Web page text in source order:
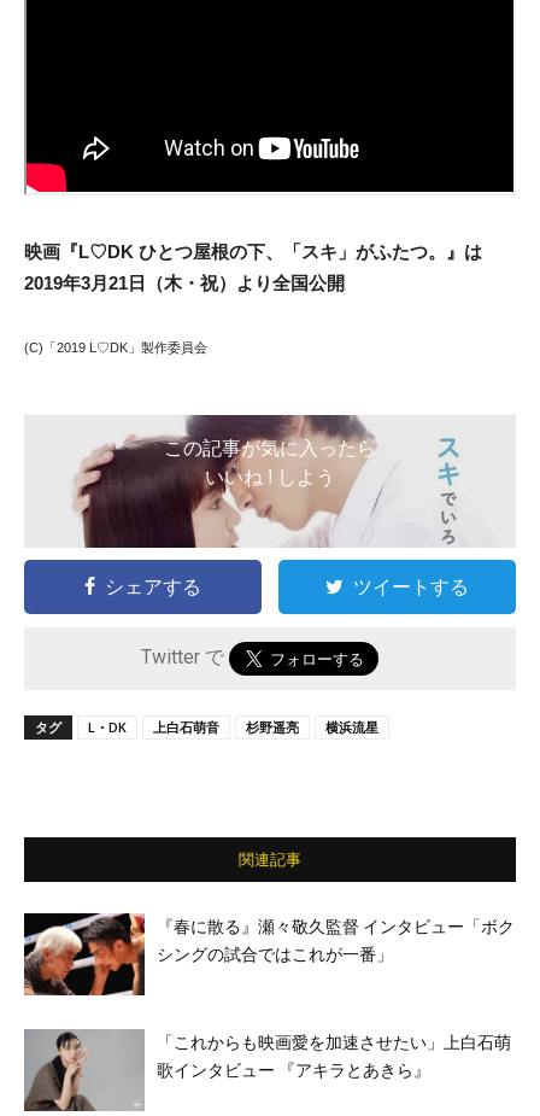
映画『L♡DK ひとつ屋根の下、「スキ」がふたつ。』は
2019年3月21日（木・祝）より全国公開
(C)「2019 L♡DK」製作委員会
この記事が気に入ったら
いいね ! しよう
シェアする ツイートする
Twitter で
タグ L・DK 上白石萌音 杉野遥亮 横浜流星
関連記事
『春に散る』瀬々敬久監督 インタビュー「ボク
シングの試合ではこれが一番」
「これからも映画愛を加速させたい」上白石萌
歌インタビュー 『アキラとあきら』